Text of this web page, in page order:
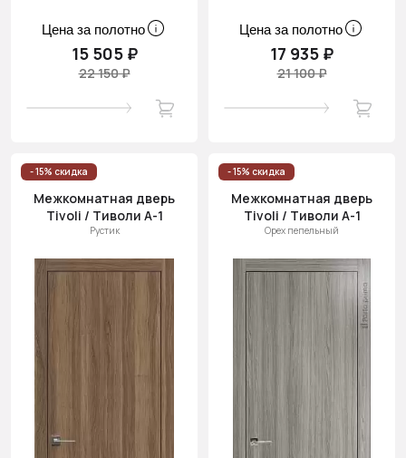
Цена за полотно
15 505 ₽
22 150 ₽
Цена за полотно
17 935 ₽
21 100 ₽
- 15% скидка
Межкомнатная дверь
Tivoli / Тиволи А-1
Рустик
- 15% скидка
Межкомнатная дверь
Tivoli / Тиволи А-1
Орех пепельный